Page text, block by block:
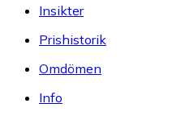
Insikter
Prishistorik
Omdömen
Info